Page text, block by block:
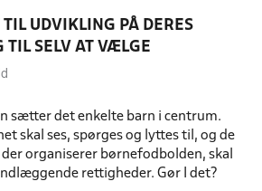
UDVIKLING PÅ DERES
TIL SELV AT VÆLGE
sætter det enkelte barn i centrum.
skal ses, spørges og lyttes til, og de
organiserer børnefodbolden, skal
rettigheder. Gør I det?